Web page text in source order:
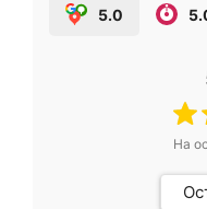
5.0
На